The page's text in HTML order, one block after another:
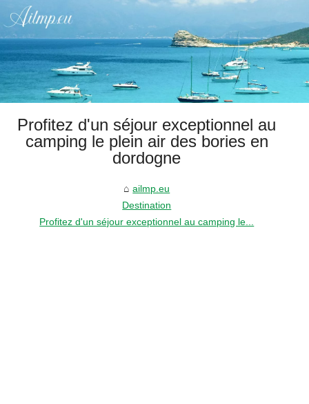
Profitez d'un séjour exceptionnel au
camping le plein air des bories en
dordogne
ailmp.eu
Destination
Profitez d'un séjour exceptionnel au camping le...